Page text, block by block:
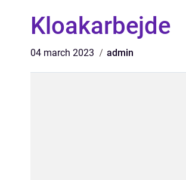
Kloakarbejde
04 march 2023 admin